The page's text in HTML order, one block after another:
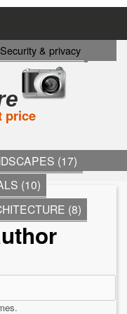
Security & privacy
price
(17)
(10)
(8)